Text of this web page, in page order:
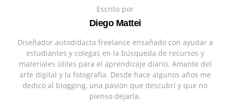
Escrito por
Diego Mattei
Diseñador autodidacta freelance ensañado con ayudar a
estudiantes y colegas en la búsqueda de recursos y
materiales útiles para el aprendizaje diario. Amante del
arte digital y la fotografía. Desde hace algunos años me
dedico al blogging, una pasión que descubrí y que no
pienso dejarla.